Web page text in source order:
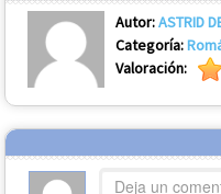
Autor:ASTRID
Categoría:
Valoración: